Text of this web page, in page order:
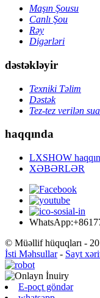
Maşın Şousu
Canlı Şou
Rəy
Digərləri
dəstəkləyir
Texniki Təlim
Dəstək
Tez-tez verilən
haqqında
LXSHOW
XƏBƏRLƏR
© Müəllif hüquqları -
İsti Məhsullar- Sayt
E-poçt göndər